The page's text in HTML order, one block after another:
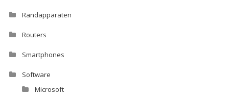
Randapparaten
Routers
Smartphones
Software
Microsoft